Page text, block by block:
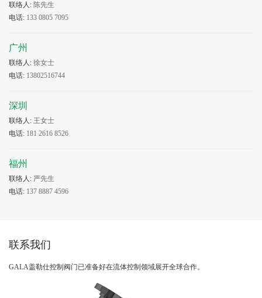
联络人: 陈先生
电话: 133 0805 7095
广州
联络人: 徐女士
电话: 13802516744
深圳
联络人: 王女士
电话: 181 2616 8526
福州
联络人: 严先生
电话: 137 8887 4596
联系我们
GALA盖勒仕控制阀门已准备好在流体控制领域展开全球合作。